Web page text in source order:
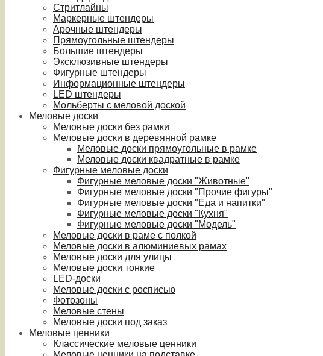
Стритлайны
Маркерные штендеры
Арочные штендеры
Прямоугольные штендеры
Большие штендеры
Эксклюзивные штендеры
Фигурные штендеры
Информационные штендеры
LED штендеры
Мольберты с меловой доской
Меловые доски
Меловые доски без рамки
Меловые доски в деревянной рамке
Меловые доски прямоугольные в рамке
Меловые доски квадратные в рамке
Фигурные меловые доски
Фигурные меловые доски "Животные"
Фигурные меловые доски "Прочие фигуры"
Фигурные меловые доски "Еда и напитки"
Фигурные меловые доски "Кухня"
Фигурные меловые доски "Модель"
Меловые доски в раме с полкой
Меловые доски в алюминиевых рамах
Меловые доски для улицы
Меловые доски тонкие
LED-доски
Меловые доски с росписью
Фотозоны
Меловые стены
Меловые доски под заказ
Меловые ценники
Классические меловые ценники